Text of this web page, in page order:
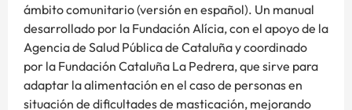
ámbito comunitario (versión en español). Un manual
desarrollado por la Fundación Alícia, con el apoyo de la
Agencia de Salud Pública de Cataluña y coordinado
por la Fundación Cataluña La Pedrera, que sirve para
adaptar la alimentación en el caso de personas en
situación de dificultades de masticación, mejorando